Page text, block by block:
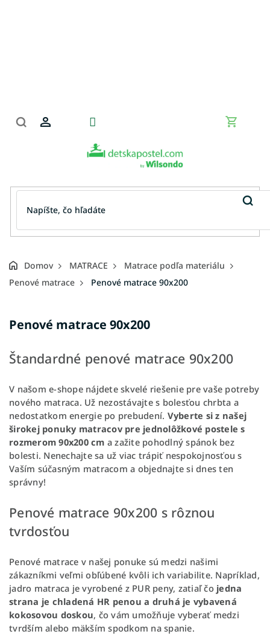
Domov MATRACE
Matrace podľa materiálu
Penové matrace
Penové matrace 90x200
Penové matrace 90x200
Štandardné penové matrace 90x200
V našom e-shope nájdete skvelé riešenie pre vaše potreby
nového matraca. Už nezostávajte s bolesťou chrbta a
nedostatkom energie po prebudení. Vyberte si z našej
širokej ponuky matracov pre jednolôžkové postele s
rozmerom 90x200 cm a zažite pohodlný spánok bez
bolesti. Nenechajte sa už viac trápiť nespokojnosťou s
Vaším súčasným matracom a objednajte si dnes ten
správny!
Penové matrace 90x200 s rôznou
tvrdosťou
Penové matrace v našej ponuke sú medzi našimi
zákazníkmi veľmi obľúbené kvôli ich variabilite. Napríklad,
jadro matraca je vyrobené z PUR peny, zatiaľ čo jedna
strana je chladená HR penou a druhá je vybavená
kokosovou doskou, čo vám umožňuje vyberať medzi
tvrdším alebo mäkším spodkom na spanie.